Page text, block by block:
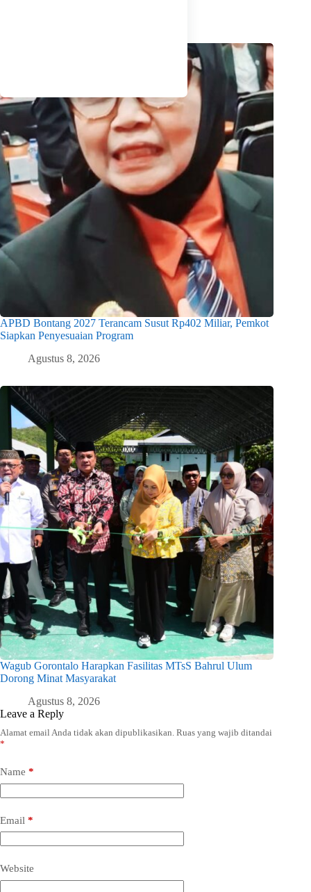
APBD Bontang 2027 Terancam Susut Rp402 Miliar, Pemkot
Siapkan Penyesuaian Program
Agustus 8, 2026
Wagub Gorontalo Harapkan Fasilitas MTsS Bahrul Ulum
Dorong Minat Masyarakat
Agustus 8, 2026
Leave a Reply
Alamat email Anda tidak akan dipublikasikan. Ruas yang wajib ditandai
*
Name *
Email *
Website